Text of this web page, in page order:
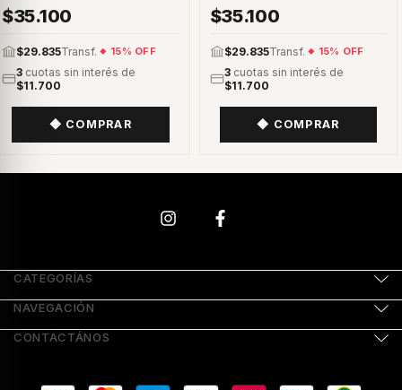
$35.100
$29.835Transf. 15% OFF
3 cuotas sin interés de
$11.700
$35.100
$29.835Transf. 15% OFF
3 cuotas sin interés de
$11.700
CATEGORÍAS
NAVEGACIÓN
CONTACTÁNOS